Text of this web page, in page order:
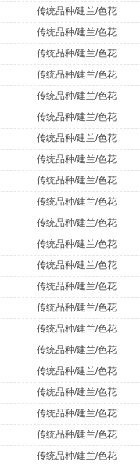
传统品种/建兰/色花
传统品种/建兰/色花
传统品种/建兰/色花
传统品种/建兰/色花
传统品种/建兰/色花
传统品种/建兰/色花
传统品种/建兰/色花
传统品种/建兰/色花
传统品种/建兰/色花
传统品种/建兰/色花
传统品种/建兰/色花
传统品种/建兰/色花
传统品种/建兰/色花
传统品种/建兰/色花
传统品种/建兰/色花
传统品种/建兰/色花
传统品种/建兰/色花
传统品种/建兰/色花
传统品种/建兰/色花
传统品种/建兰/色花
传统品种/建兰/色花
传统品种/建兰/色花